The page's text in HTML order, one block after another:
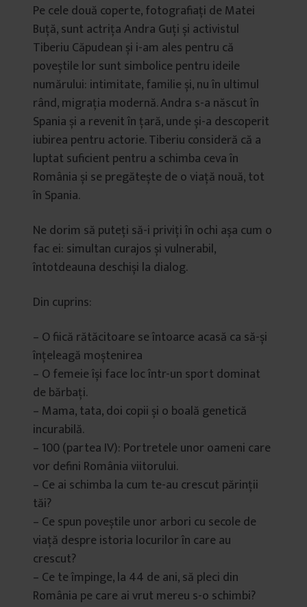
Pe cele două coperte, fotografiați de Matei
Buță, sunt actrița Andra Guți și activistul
Tiberiu Căpudean și i-am ales pentru că
poveștile lor sunt simbolice pentru ideile
numărului: intimitate, familie și, nu în ultimul
rând, migrația modernă. Andra s-a născut în
Spania și a revenit în țară, unde și-a descoperit
iubirea pentru actorie. Tiberiu consideră că a
luptat suficient pentru a schimba ceva în
România și se pregătește de o viață nouă, tot
în Spania.
Ne dorim să puteți să-i priviți în ochi așa cum o
fac ei: simultan curajos și vulnerabil,
întotdeauna deschiși la dialog.
Din cuprins:
– O fiică rătăcitoare se întoarce acasă ca să-și
înțeleagă moștenirea
– O femeie își face loc într-un sport dominat
de bărbați.
– Mama, tata, doi copii și o boală genetică
incurabilă.
– 100 (partea IV): Portretele unor oameni care
vor defini România viitorului.
– Ce ai schimba la cum te-au crescut părinții
tăi?
– Ce spun poveștile unor arbori cu secole de
viață despre istoria locurilor în care au
crescut?
– Ce te împinge, la 44 de ani, să pleci din
România pe care ai vrut mereu s-o schimbi?